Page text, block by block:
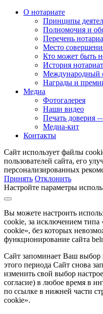
О нотариате
Принципы
Полномочия и
Перечень
Место
Кто может быть
История
Международный
Награды и
Медиа
Фотогалерея
Наши видео
Печать доверия
Медиа-кит
Контакты
Сайт использует файлы
пользователей сайта, его
персонализированных
Принять Отклонить
Настройте параметры
Вы можете настроить
cookie, за исключением типа
cookie», без которых
функционирование сайта
Сайт запоминает Ваш выбор
этого периода Сайт снова
изменить свой выбор
согласие) в любое время в
по ссылке в нижней части
cookie».